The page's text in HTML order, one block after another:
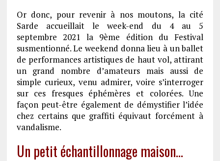
Or donc, pour revenir à nos moutons, la cité
Sarde accueillait le week-end du 4 au 5
septembre 2021 la 9ème édition du Festival
susmentionné. Le weekend donna lieu à un ballet
de performances artistiques de haut vol, attirant
un grand nombre d’amateurs mais aussi de
simple curieux, venu admirer, voire s’interroger
sur ces fresques éphémères et colorées. Une
façon peut-être également de démystifier l’idée
chez certains que graffiti équivaut forcément à
vandalisme.
Un petit échantillonnage maison…